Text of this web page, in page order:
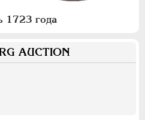
1723 года
AUCTION